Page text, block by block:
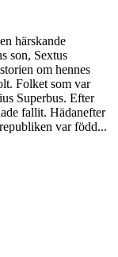
härskande
son, Sextus
om hennes
Folket som var
Superbus. Efter
fallit. Hädanefter
var född...